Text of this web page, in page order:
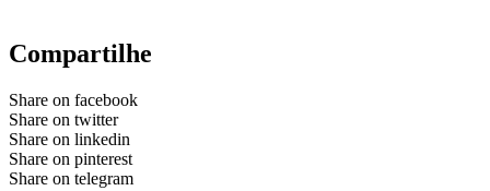
Compartilhe
Share on facebook
Share on twitter
Share on linkedin
Share on pinterest
Share on telegram